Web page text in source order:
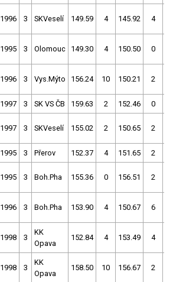
1996 3 SKVeselí 149.59 4 145.92 4
1995 3 Olomouc 149.30 4 150.50 0
1996 3 Vys.Mýto 156.24 10 150.21 2
1997 3 SK VS ČB 159.63 2 152.46 0
1997 3 SKVeselí 155.02 2 150.65 2
1995 3 Přerov 152.37 4 151.65 2
1995 3 Boh.Pha 155.36 0 156.51 2
1996 3 Boh.Pha 153.90 4 150.67 6
1998 3
KK
Opava
152.84 4 153.49 4
1998 3
KK
Opava
158.50 10 156.67 2